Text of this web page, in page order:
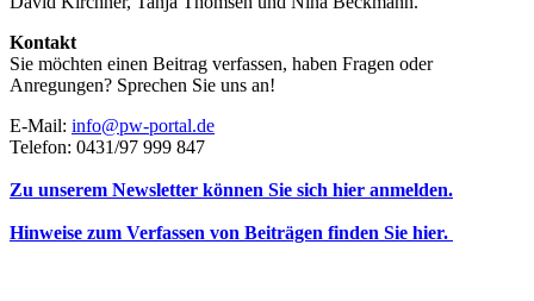
Kontakt
Sie möchten einen Beitrag verfassen, haben Fragen oder
Anregungen? Sprechen Sie uns an!
E-Mail: info@pw-portal.de
Telefon: 0431/97 999 847
Zu unserem Newsletter können Sie sich hier anmelden.
Hinweise zum Verfassen von Beiträgen finden Sie hier.